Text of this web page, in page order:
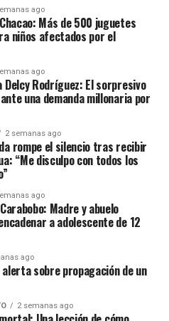
ago
Más de 500 juguetes
niños afectados por el
ago
Delcy Rodríguez: El sorpresivo
una demanda millonaria por
2 semanas ago
rompe el silencio tras recibir
“Me disculpo con todos los
ago
Madre y abuelo
a adolescente de 12
ago
alerta sobre propagación de un
2 semanas ago